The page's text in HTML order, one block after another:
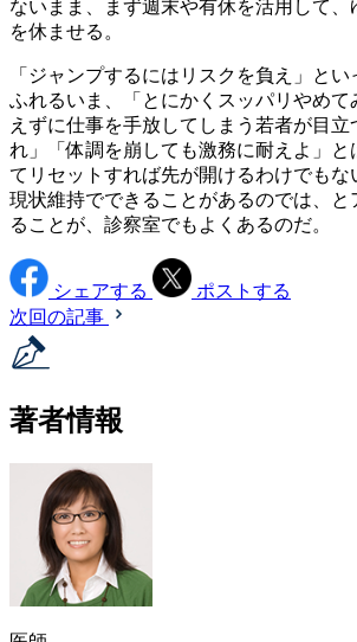
ないまま、まず週末や有休を活用して
を休ませる。
「ジャンプするにはリスクを負え」と
ふれるいま、「とにかくスッパリやめて
えずに仕事を手放してしまう若者が目立
れ」「体調を崩しても激務に耐えよ」と
てリセットすれば先が開けるわけでもな
現状維持でできることがあるのでは、と
ることが、診察室でもよくあるのだ。
シェアする
ポストする
次回の記事
著者情報